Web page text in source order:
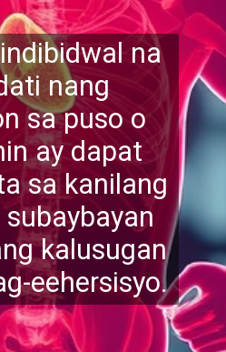
na
nang
sa puso o
ay dapat
sa kanilang
kalusugan
eehersisyo.